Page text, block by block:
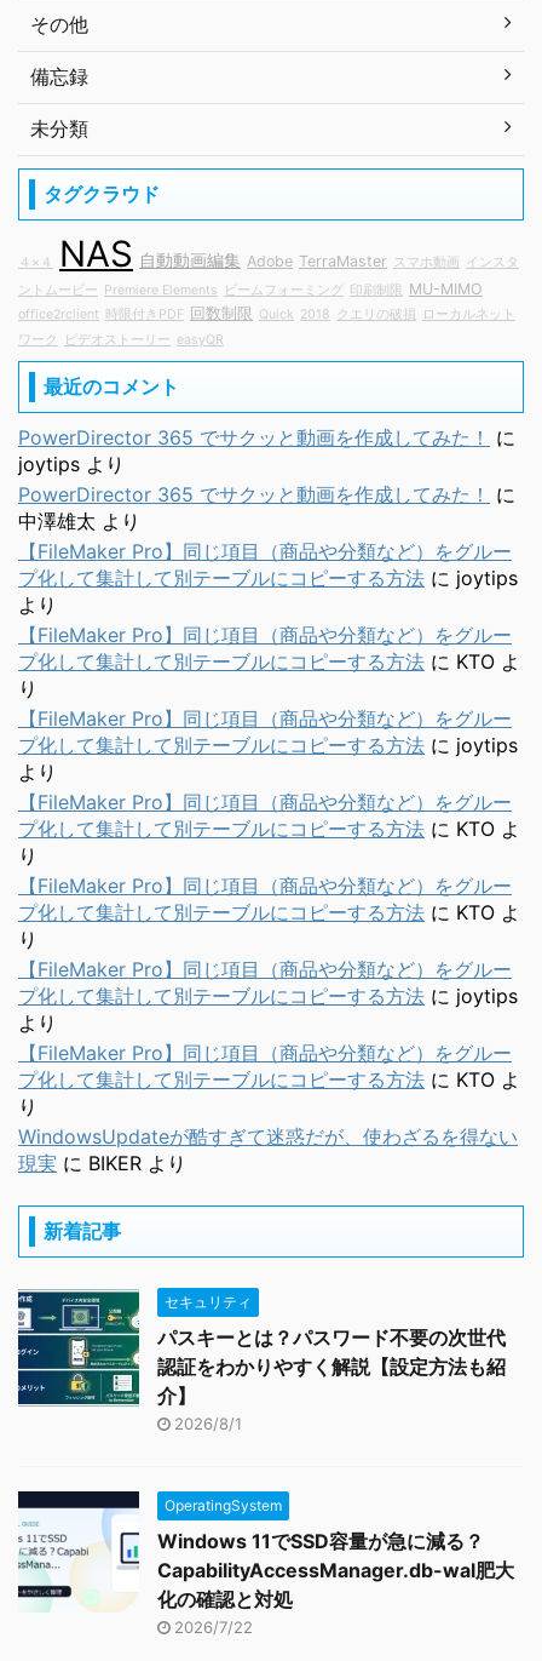
その他
備忘録
未分類
タグクラウド
４×４ NAS 自動動画編集 Adobe TerraMaster スマホ動画
インスタ
ントムービー Premiere Elements ビームフォーミング 印刷制限 MU-MIMO
office2rclient 時限付きPDF 回数制限 Quick 2018 クエリの破損
ローカルネット
ワーク
ビデオストーリー easyQR
最近のコメント
PowerDirector 365 でサクッと動画を作成してみた！
に
joytips より
PowerDirector 365 でサクッと動画を作成してみた！
に
中澤雄太 より
【FileMaker Pro】同じ項目（商品や分類など）をグルー
プ化して集計して別テーブルにコピーする方法 に joytips
より
【FileMaker Pro】同じ項目（商品や分類など）をグルー
プ化して集計して別テーブルにコピーする方法 に KTO よ
り
【FileMaker Pro】同じ項目（商品や分類など）をグルー
プ化して集計して別テーブルにコピーする方法 に joytips
より
【FileMaker Pro】同じ項目（商品や分類など）をグルー
プ化して集計して別テーブルにコピーする方法 に KTO よ
り
【FileMaker Pro】同じ項目（商品や分類など）をグルー
プ化して集計して別テーブルにコピーする方法 に KTO よ
り
【FileMaker Pro】同じ項目（商品や分類など）をグルー
プ化して集計して別テーブルにコピーする方法 に joytips
より
【FileMaker Pro】同じ項目（商品や分類など）をグルー
プ化して集計して別テーブルにコピーする方法 に KTO よ
り
WindowsUpdateが酷すぎて迷惑だが、使わざるを得ない
現実 に BIKER より
新着記事
セキュリティ
パスキーとは？パスワード不要の次世代
認証をわかりやすく解説【設定方法も紹
介】
2026/8/1
OperatingSystem
Windows 11でSSD容量が急に減る？
CapabilityAccessManager.db-wal肥大
化の確認と対処
2026/7/22